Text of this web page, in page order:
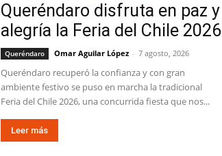
Queréndaro disfruta en paz y
alegría la Feria del Chile 2026
Queréndaro Omar Aguilar López - 7 agosto, 2026
Queréndaro recuperó la confianza y con gran
ambiente festivo se puso en marcha la tradicional
Feria del Chile 2026, una concurrida fiesta que nos...
Leer más